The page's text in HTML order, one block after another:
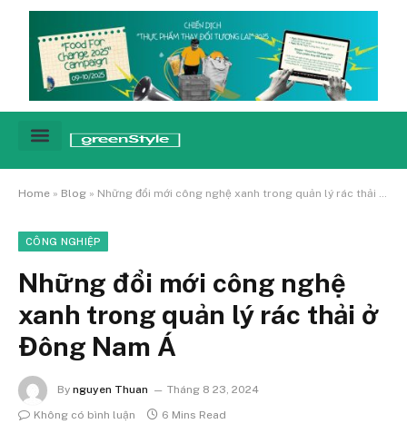
Home » Blog » Những đổi mới công nghệ xanh trong quản lý rác thải ở Đông Nam Á
CÔNG NGHIỆP
Những đổi mới công nghệ
xanh trong quản lý rác thải ở
Đông Nam Á
By nguyen Thuan
Tháng 8 23, 2024
Không có bình luận
6 Mins Read